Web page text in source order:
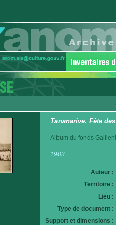
Tananarive. Fête
Album du fonds
1903
Auteur :
Territoire :
Lieu :
Type de document :
Support et dimensions :